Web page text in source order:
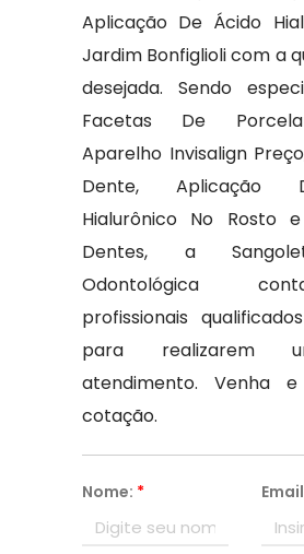
Aplicação De Ácido
Jardim Bonfiglioli com a
desejada. Sendo
Facetas De
Aparelho Invisalign
Dente, Aplicação
Hialurônico No Rosto
Dentes, a
Odontológica
profissionais
para realizarem
atendimento. Venha
cotação.
Nome: *